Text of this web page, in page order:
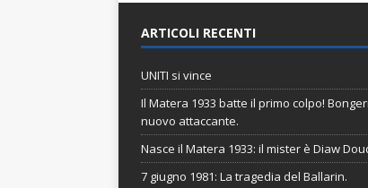
ARTICOLI RECENTI
UNITI si vince
Il Matera 1933 batte il primo colpo!
nuovo attaccante.
Nasce il Matera 1933: il mister è Diaw
7 giugno 1981: La tragedia del Ballarin.